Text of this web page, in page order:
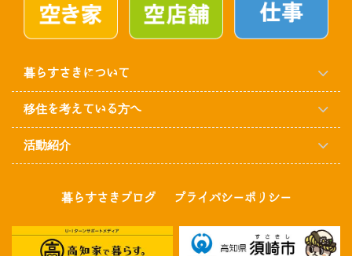
暮らすさきについて
移住を考えている方へ
活動紹介
暮らすさきブログ プライバシーポリシー